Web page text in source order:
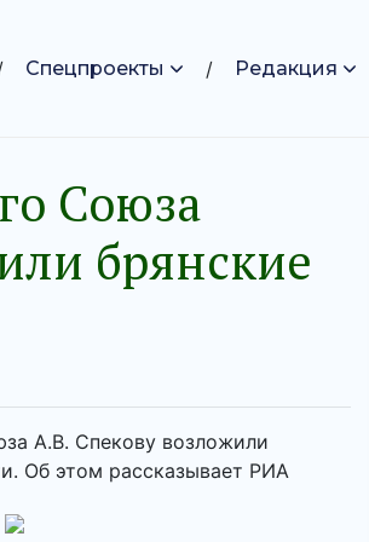
Спецпроекты Редакция
Союза
брянские
А.В. Спекову возложили
Об этом рассказывает РИА